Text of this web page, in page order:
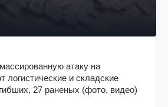
атаку на
и складские
27 раненых (фото, видео)